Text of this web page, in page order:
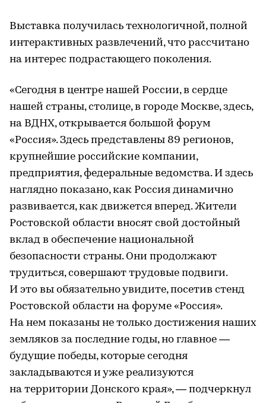
Выставка получилась технологичной, полной
интерактивных развлечений, что рассчитано
на интерес подрастающего поколения.
«Сегодня в центре нашей России, в сердце
нашей страны, столице, в городе Москве, здесь,
на ВДНХ, открывается большой форум
«Россия». Здесь представлены 89 регионов,
крупнейшие российские компании,
предприятия, федеральные ведомства. И здесь
наглядно показано, как Россия динамично
развивается, как движется вперед. Жители
Ростовской области вносят свой достойный
вклад в обеспечение национальной
безопасности страны. Они продолжают
трудиться, совершают трудовые подвиги.
И это вы обязательно увидите, посетив стенд
Ростовской области на форуме «Россия».
На нем показаны не только достижения наших
земляков за последние годы, но главное —
будущие победы, которые сегодня
закладываются и уже реализуются
на территории Донского края», — подчеркнул